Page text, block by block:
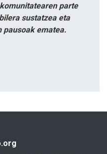
parte
sustatzea eta
pausoak ematea.